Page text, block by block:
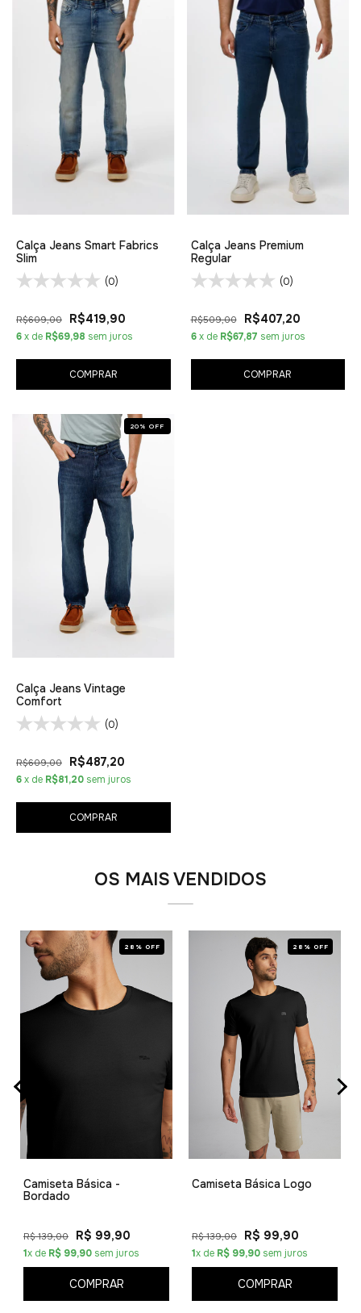
Calça Jeans Smart Fabrics
Slim
(0)
R$609,00 R$419,90
6x de R$69,98 sem juros
COMPRAR
Calça Jeans Premium
Regular
(0)
R$509,00 R$407,20
6 x de R$67,87 sem juros
COMPRAR
20 % OFF
Calça Jeans Vintage
Comfort
(0)
R$609,00 R$487,20
6x de R$81,20 sem juros
COMPRAR
OS MAIS VENDIDOS
28% OFF
Camiseta Básica -
Bordado
R$ 139,00 R$ 99,90
1x de R$ 99,90 sem juros
COMPRAR
28% OFF
Camiseta Básica Logo
R$ 139,00 R$ 99,90
1x de R$ 99,90 sem juros
COMPRAR